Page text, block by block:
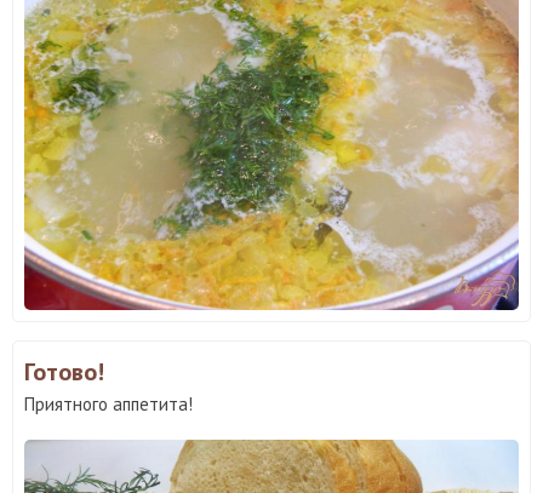
Готово!
Приятного аппетита!